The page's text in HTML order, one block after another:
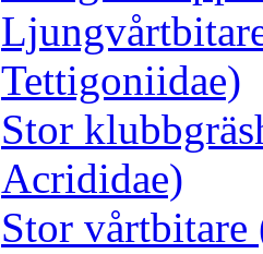
Tettigoniidae)
Stor
Acrididae)
Stor